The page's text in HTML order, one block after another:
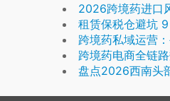
2026跨境药进口风
租赁保税仓避坑 9 大
跨境药私域运营：公
跨境药电商全链
盘点2026西南头部